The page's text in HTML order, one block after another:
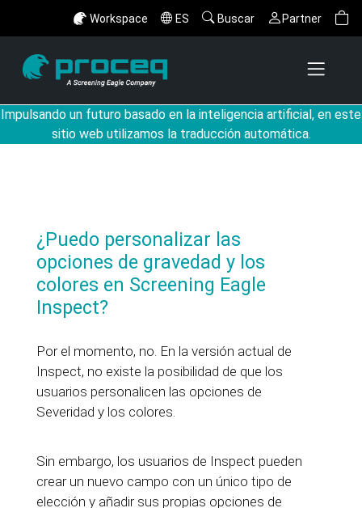
Workspace ES Buscar Partner
Impulsando un futuro basado en la inteligencia artificial, en este
sitio web utilizamos la traducción automática.
¿Puedo personalizar las
opciones de gravedad y los
colores en Screening Eagle
Inspect?
Por el momento, no. En la versión actual de
Inspect, no existe la posibilidad de que los
usuarios personalicen las opciones de
Severidad y los colores.
Sin embargo, los usuarios de Inspect pueden
crear un nuevo campo con un único tipo de
elección y añadir sus propias opciones de